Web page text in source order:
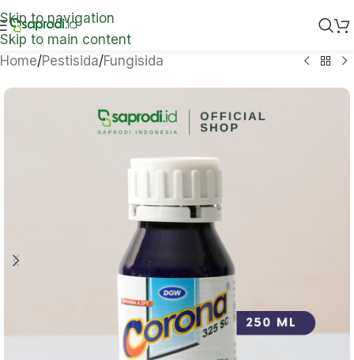
Skip to navigation
Skip to main content
Home/Pestisida/Fungisida